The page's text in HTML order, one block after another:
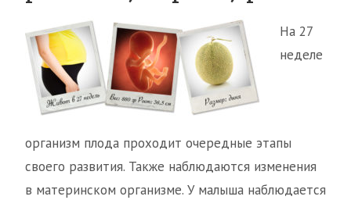
На 27
неделе
организм плода проходит очередные этапы
своего развития. Также наблюдаются изменения
в материнском организме. У малыша наблюдается